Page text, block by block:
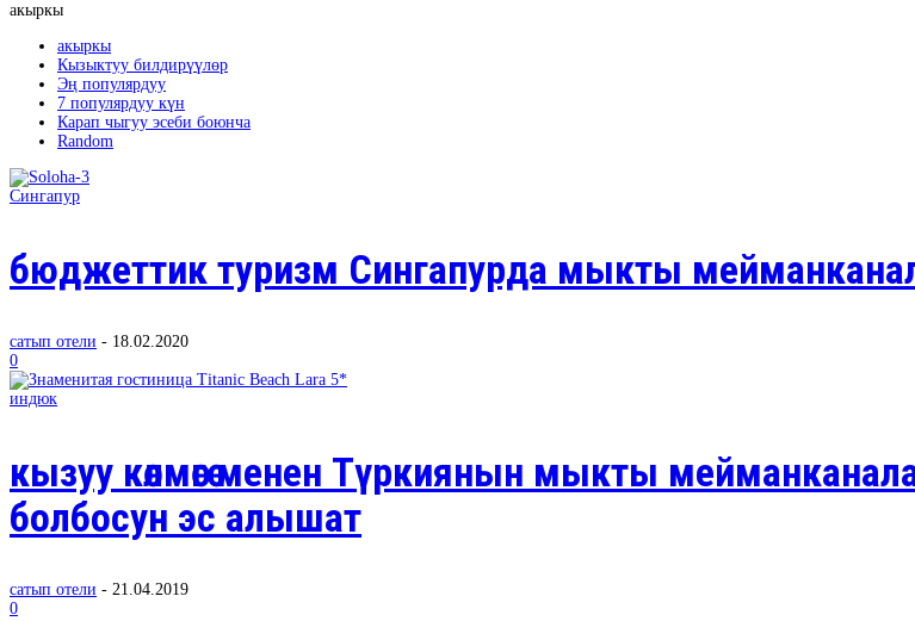
акыркы
акыркы
Кызыктуу билдирүүлөр
Эң популярдуу
7 популярдуу күн
Карап чыгуу эсеби боюнча
Random
Сингапур
бюджеттик туризм Сингапурда мыкты
сатып отели - 18.02.2020
0
индюк
кызуу көлмөгө менен Түркиянын мыкты
болбосун эс алышат
сатып отели - 21.04.2019
0